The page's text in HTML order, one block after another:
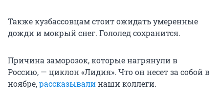
Также кузбассовцам стоит ожидать умеренные
дожди и мокрый снег. Гололед сохранится.
Причина заморозок, которые нагрянули в
Россию, — циклон «Лидия». Что он несет за собой в
ноябре,рассказывалинаши коллеги.